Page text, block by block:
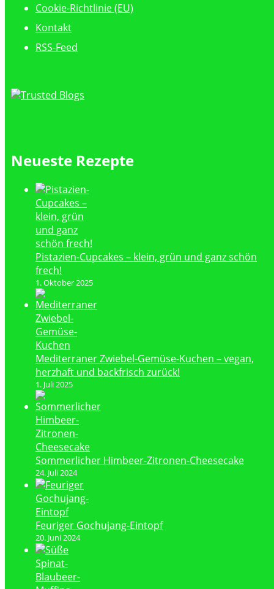
Cookie-Richtlinie (EU)
Kontakt
RSS-Feed
Neueste Rezepte
Pistazien-Cupcakes – klein, grün und ganz schön
frech!
1. Oktober 2025
Mediterraner Zwiebel-Gemüse-Kuchen – vegan,
herzhaft und backfrisch zurück!
1. Juli 2025
Sommerlicher Himbeer-Zitronen-Cheesecake
24. Juli 2024
Feuriger Gochujang-Eintopf
20. Juni 2024